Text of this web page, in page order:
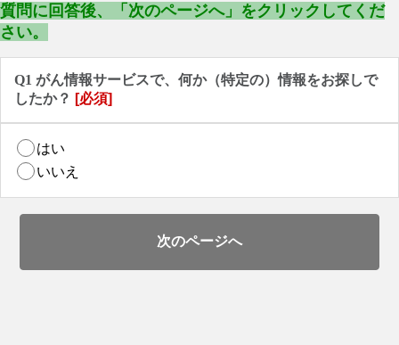
質問に回答後、「次のページへ」をクリックしてくだ
さい。
Q1 がん情報サービスで、何か（特定の）情報をお探しで
したか？ [必須]
はい
いいえ